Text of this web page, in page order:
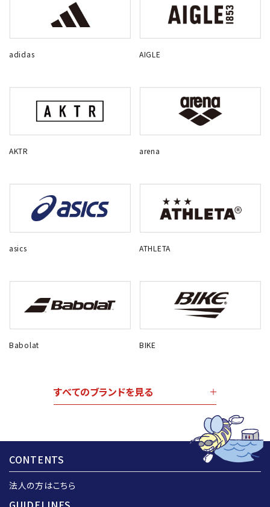
adidas AIGLE
AKTR arena
asics ATHLETA
Babolat BIKE
すべてのブランドを見る
CONTENTS
法人の方はこちら